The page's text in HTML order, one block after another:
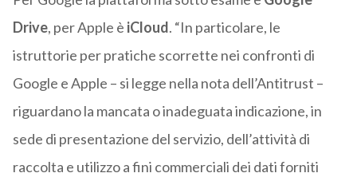
Drive, per Apple è iCloud. “In particolare, le
istruttorie per pratiche scorrette nei confronti di
Google e Apple – si legge nella nota dell’Antitrust –
riguardano la mancata o inadeguata indicazione, in
sede di presentazione del servizio, dell’attività di
raccolta e utilizzo a fini commerciali dei dati forniti